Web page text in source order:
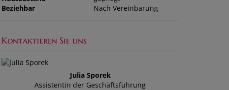
Beziehbar
Nach Vereinbarung
Kontaktieren Sie uns
Julia Sporek
Assistentin der Geschäftsführung